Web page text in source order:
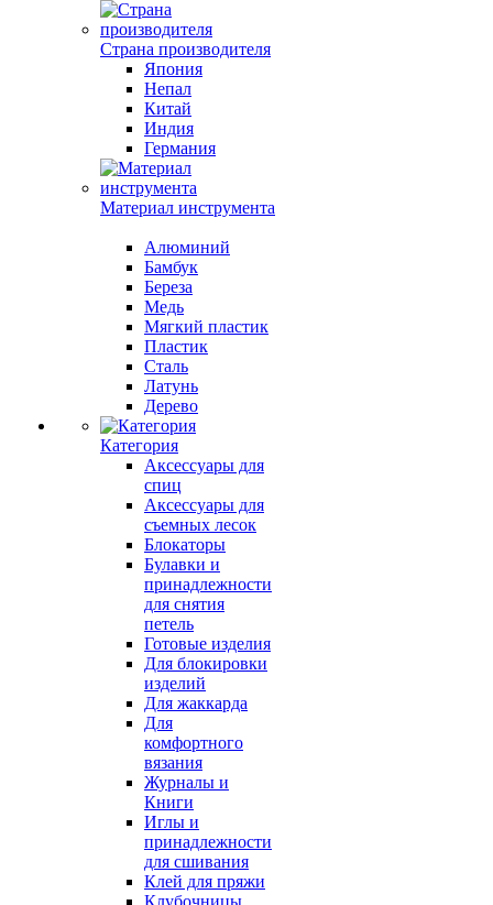
Страна производителя
Япония
Непал
Китай
Индия
Германия
Материал инструмента
Алюминий
Бамбук
Береза
Медь
Мягкий пластик
Пластик
Сталь
Латунь
Дерево
Категория
Аксессуары для
спиц
Аксессуары для
съемных лесок
Блокаторы
Булавки и
принадлежности
для снятия
петель
Готовые изделия
Для блокировки
изделий
Для жаккарда
Для
комфортного
вязания
Журналы и
Книги
Иглы и
принадлежности
для сшивания
Клей для пряжи
Клубочницы